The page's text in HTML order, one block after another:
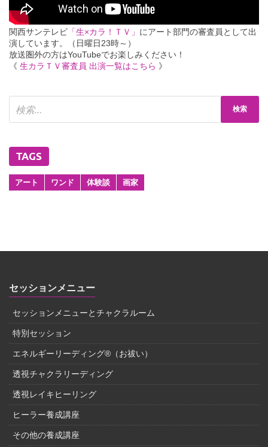
関西サンテレビ 「生×カラ！ＴＶ」 にアート部門の審査員として出
演しています。（日曜日23時～）
放送圏外の方はYouTubeでお楽しみください！
《 生カラＴＶ審査員 出演一覧はこちら 》
TAGS
アート ワンド 体験談 画家
セッションメニュー
セッションメニューとチャクラルーム
特別セッション
エネルギーリーディング®（お祓い）
透視チャクラリーディング
透視レイキヒーリング
ヒーラー養成講座
その他の養成講座